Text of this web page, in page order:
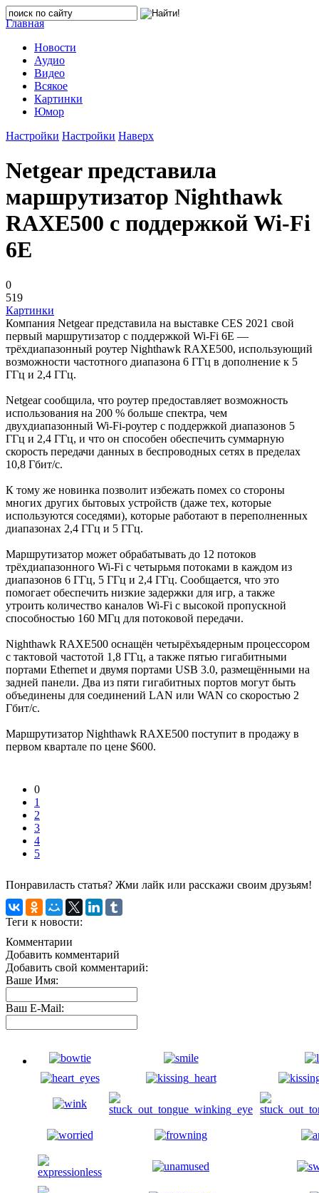
Главная
Новости
Аудио
Видео
Всякое
Картинки
Юмор
Настройки Настройки Наверх
Netgear представила
маршрутизатор Nighthawk
RAXE500 с поддержкой Wi-Fi
6E
0
519
Картинки
Компания Netgear представила на выставке CES 2021 свой
первый маршрутизатор с поддержкой Wi-Fi 6E —
трёхдиапазонный роутер Nighthawk RAXE500, использующий
возможности частотного диапазона 6 ГГц в дополнение к 5
ГГц и 2,4 ГГц.
Netgear сообщила, что роутер предоставляет возможность
использования на 200 % больше спектра, чем
двухдиапазонный Wi-Fi-роутер с поддержкой диапазонов 5
ГГц и 2,4 ГГц, и что он способен обеспечить суммарную
скорость передачи данных в беспроводных сетях в пределах
10,8 Гбит/с.
К тому же новинка позволит избежать помех со стороны
многих других бытовых устройств (даже тех, которые
используются соседями), которые работают в переполненных
диапазонах 2,4 ГГц и 5 ГГц.
Маршрутизатор может обрабатывать до 12 потоков
трёхдиапазонного Wi-Fi с четырьмя потоками в каждом из
диапазонов 6 ГГц, 5 ГГц и 2,4 ГГц. Сообщается, что это
помогает обеспечить низкие задержки для игр, а также
утроить количество каналов Wi-Fi с высокой пропускной
способностью 160 МГц для потоковой передачи.
Nighthawk RAXE500 оснащён четырёхъядерным процессором
с тактовой частотой 1,8 ГГц, а также пятью гигабитными
портами Ethernet и двумя портами USB 3.0, размещёнными на
задней панели. Два из пяти гигабитных портов могут быть
объединены для соединений LAN или WAN со скоростью 2
Гбит/с.
Маршрутизатор Nighthawk RAXE500 поступит в продажу в
первом квартале по цене $600.
0
1
2
3
4
5
Понравиласть статья? Жми лайк или расскажи своим друзьям!
Теги к новости:
Комментарии
Добавить комментарий
Добавить свой комментарий:
Ваше Имя:
Ваш E-Mail: